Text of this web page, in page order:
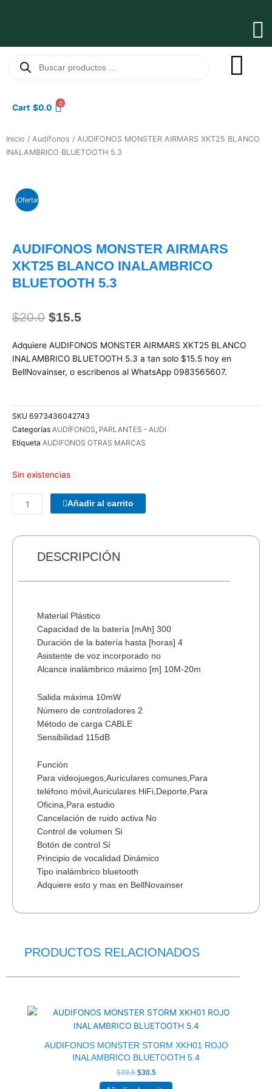
productos
Cart $0.0 0
Inicio / Audífonos / AUDIFONOS MONSTER AIRMARS XKT25 BLANCO
INALAMBRICO BLUETOOTH 5.3
¡Oferta!
AUDIFONOS MONSTER AIRMARS
XKT25 BLANCO INALAMBRICO
BLUETOOTH 5.3
$20.0 El
original
era:
$20.0.
$15.5
actual
es:
$15.5.
Adquiere AUDIFONOS MONSTER AIRMARS XKT25 BLANCO
INALAMBRICO BLUETOOTH 5.3 a tan solo $15.5 hoy en
BellNovainser, o escribenos al WhatsApp 0983565607.
SKU 6973436042743
Categorías AUDÍFONOS, PARLANTES - AUDI
Etiqueta AUDIFONOS OTRAS MARCAS
Sin existencias
PARLANTES
WOOU
PULSE
25-
VARIOS
COLORES
cantidad
Añadir al carrito
DESCRIPCIÓN
Material Plástico
Capacidad de la batería [mAh] 300
Duración de la batería hasta [horas] 4
Asistente de voz incorporado no
Alcance inalámbrico máximo [m] 10M-20m
Salida máxima 10mW
Número de controladores 2
Método de carga CABLE
Sensibilidad 115dB
Función
Para videojuegos,Auriculares comunes,Para
teléfono móvil,Auriculares HiFi,Deporte,Para
Oficina,Para estudio
Cancelación de ruido activa No
Control de volumen Sí
Botón de control Sí
Principio de vocalidad Dinámico
Tipo inalámbrico bluetooth
Adquiere esto y mas en BellNovainser
PRODUCTOS RELACIONADOS
AUDIFONOS MONSTER STORM XKH01 ROJO
INALAMBRICO BLUETOOTH 5.4
$39.5
original
era:
$39.5.
$30.5
actual
es:
$30.5.